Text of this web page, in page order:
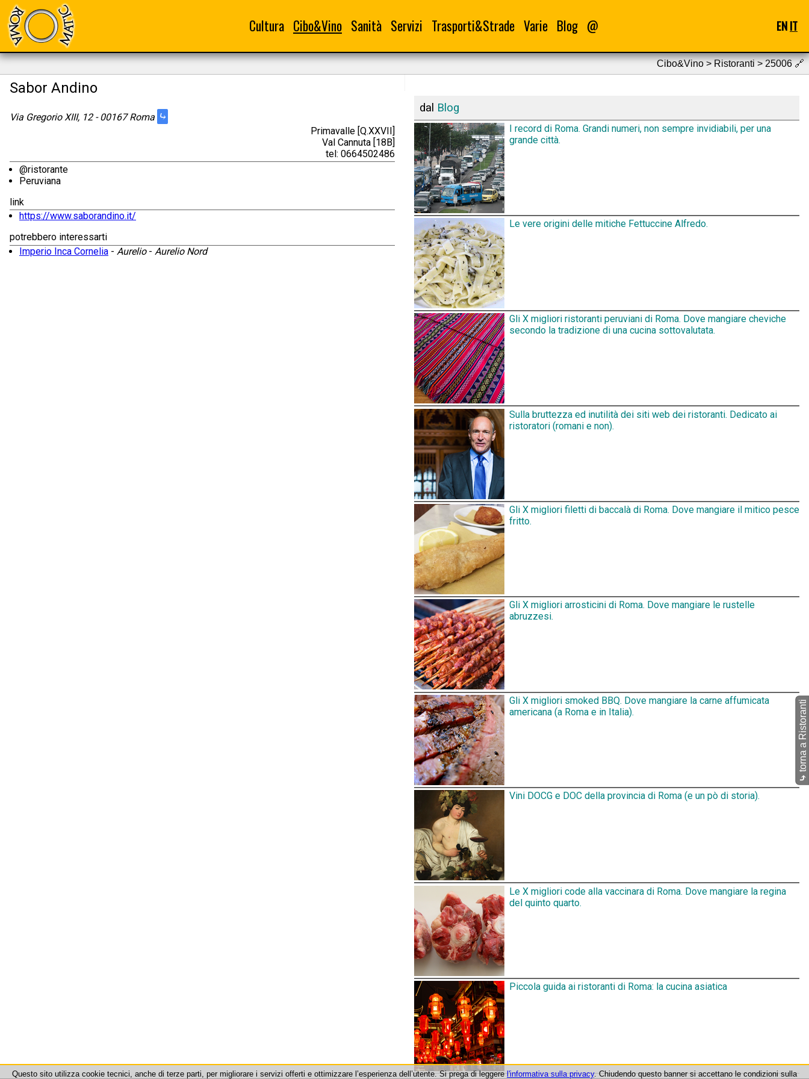
Cultura Cibo&Vino Sanità Servizi Trasporti&Strade Varie Blog @ ENIT
Cibo&Vino > Ristoranti > 25006 🔗
Sabor Andino
Via Gregorio XIII, 12 - 00167 Roma ⤷
Primavalle [Q.XXVII]
Val Cannuta [18B]
tel: 0664502486
@ristorante
Peruviana
link
https://www.saborandino.it/
potrebbero interessarti
Imperio Inca Cornelia - Aurelio- Aurelio Nord
dal Blog
I record di Roma. Grandi numeri, non sempre invidiabili, per una
grande città.
Le vere origini delle mitiche Fettuccine Alfredo.
Gli X migliori ristoranti peruviani di Roma. Dove mangiare cheviche
secondo la tradizione di una cucina sottovalutata.
Sulla bruttezza ed inutilità dei siti web dei ristoranti. Dedicato ai
ristoratori (romani e non).
Gli X migliori filetti di baccalà di Roma. Dove mangiare il mitico pesce
fritto.
Gli X migliori arrosticini di Roma. Dove mangiare le rustelle
abruzzesi.
Gli X migliori smoked BBQ. Dove mangiare la carne affumicata
americana (a Roma e in Italia).
Vini DOCG e DOC della provincia di Roma (e un pò di storia).
Le X migliori code alla vaccinara di Roma. Dove mangiare la regina
del quinto quarto.
Piccola guida ai ristoranti di Roma: la cucina asiatica
⤷
torna a Ristoranti
Questo sito utilizza cookie tecnici, anche di terze parti, per migliorare i servizi offerti e ottimizzare l’esperienza dell’utente. Si prega di leggerel'informativa sulla privacy. Chiudendo questo banner si accettano le condizioni sulla